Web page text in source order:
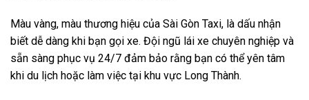
Màu vàng, màu thương hiệu của Sài Gòn Taxi, là dấu nhận
biết dễ dàng khi bạn gọi xe. Đội ngũ lái xe chuyên nghiệp và
sẵn sàng phục vụ 24/7 đảm bảo rằng bạn có thể yên tâm
khi du lịch hoặc làm việc tại khu vực Long Thành.